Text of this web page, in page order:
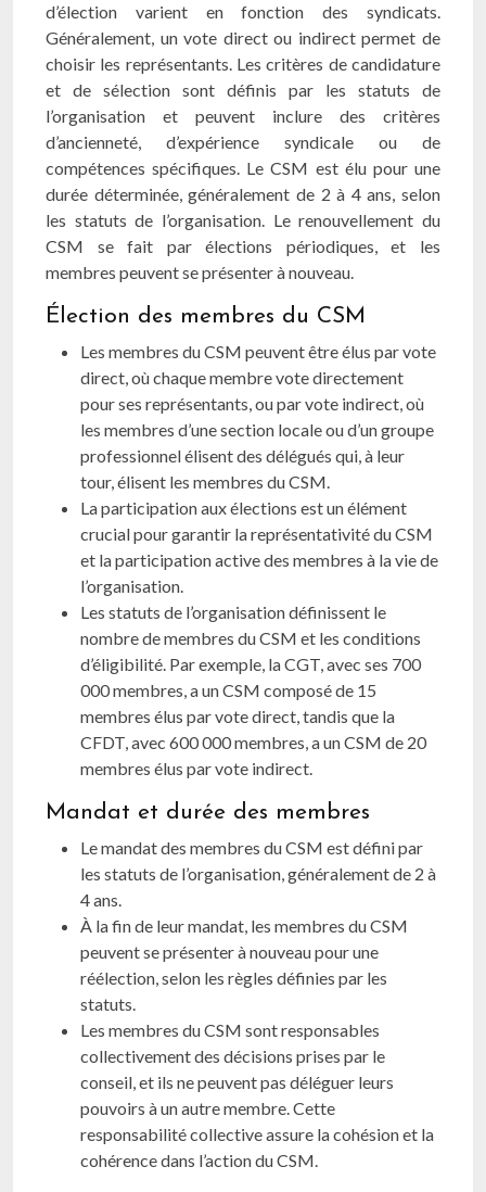
d’élection varient en fonction des syndicats.
Généralement, un vote direct ou indirect permet de
choisir les représentants. Les critères de candidature
et de sélection sont définis par les statuts de
l’organisation et peuvent inclure des critères
d’ancienneté, d’expérience syndicale ou de
compétences spécifiques. Le CSM est élu pour une
durée déterminée, généralement de 2 à 4 ans, selon
les statuts de l’organisation. Le renouvellement du
CSM se fait par élections périodiques, et les
membres peuvent se présenter à nouveau.
Élection des membres du CSM
Les membres du CSM peuvent être élus par vote
direct, où chaque membre vote directement
pour ses représentants, ou par vote indirect, où
les membres d’une section locale ou d’un groupe
professionnel élisent des délégués qui, à leur
tour, élisent les membres du CSM.
La participation aux élections est un élément
crucial pour garantir la représentativité du CSM
et la participation active des membres à la vie de
l’organisation.
Les statuts de l’organisation définissent le
nombre de membres du CSM et les conditions
d’éligibilité. Par exemple, la CGT, avec ses 700
000 membres, a un CSM composé de 15
membres élus par vote direct, tandis que la
CFDT, avec 600 000 membres, a un CSM de 20
membres élus par vote indirect.
Mandat et durée des membres
Le mandat des membres du CSM est défini par
les statuts de l’organisation, généralement de 2 à
4 ans.
À la fin de leur mandat, les membres du CSM
peuvent se présenter à nouveau pour une
réélection, selon les règles définies par les
statuts.
Les membres du CSM sont responsables
collectivement des décisions prises par le
conseil, et ils ne peuvent pas déléguer leurs
pouvoirs à un autre membre. Cette
responsabilité collective assure la cohésion et la
cohérence dans l’action du CSM.